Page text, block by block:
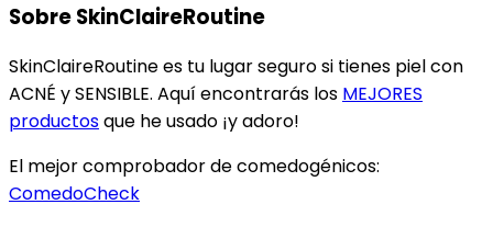
Sobre SkinClaireRoutine
SkinClaireRoutine es tu lugar seguro si tienes piel con
ACNÉ ySENSIBLE. Aquí encontrarás los MEJORES
productosque he usado ¡y adoro!
El mejor comprobador de comedogénicos:
ComedoCheck